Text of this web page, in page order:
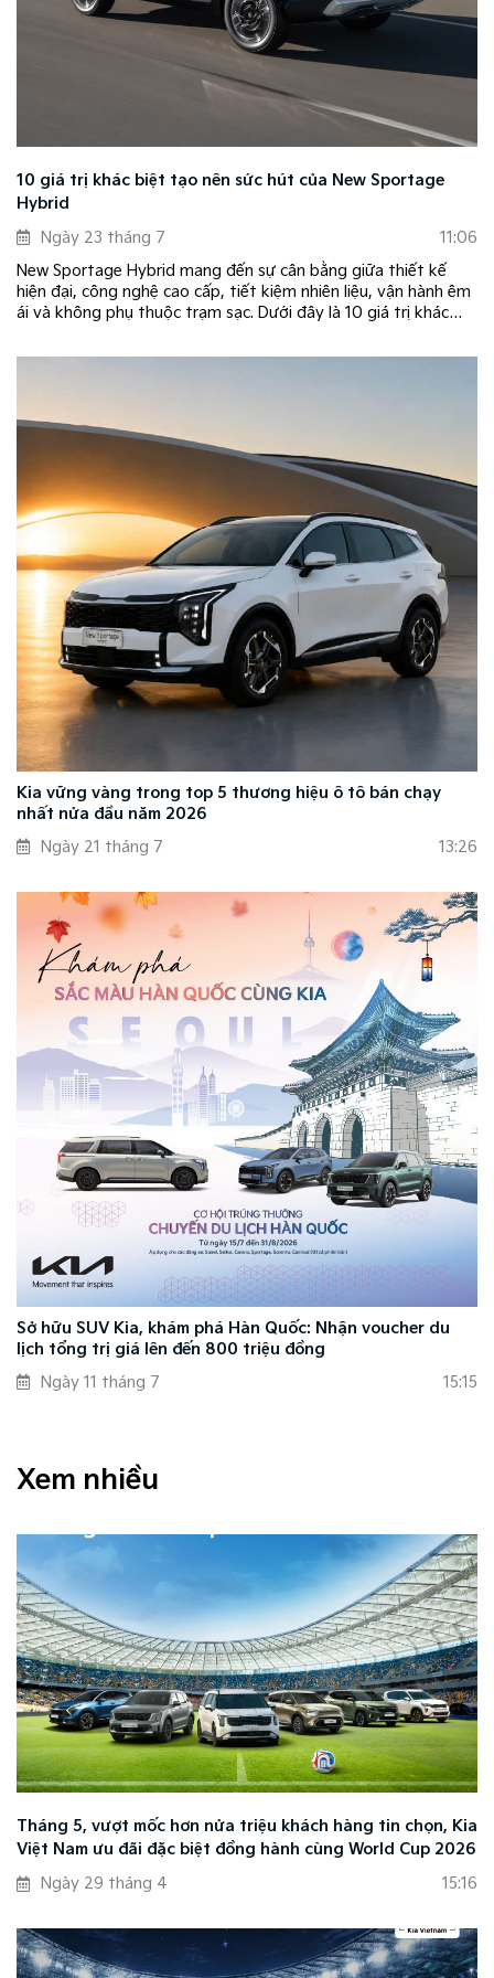
Xem nhiều
Tháng 5, vượt mốc hơn nửa triệu khách hàng tin chọn, Kia
Việt Nam ưu đãi đặc biệt đồng hành cùng World Cup 2026
Ngày 29 tháng 4
15:16
10 giá trị khác biệt tạo nên sức hút của New Sportage
Hybrid
Ngày 23 tháng 7
11:06
New Sportage Hybrid mang đến sự cân bằng giữa thiết kế
hiện đại, công nghệ cao cấp, tiết kiệm nhiên liệu, vận hành êm
ái và không phụ thuộc trạm sạc. Dưới đây là 10 giá trị khác
trong phân khúc C-SUV.
Kia vững vàng trong top 5 thương hiệu ô tô bán chạy
nhất nửa đầu năm 2026
Ngày 21 tháng 7
13:26
Sở hữu SUV Kia, khám phá Hàn Quốc: Nhận voucher du
lịch tổng trị giá lên đến 800 triệu đồng
Ngày 11 tháng 7
15:15